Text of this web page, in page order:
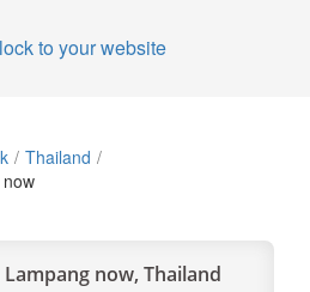
to your website
Thailand
now, Thailand